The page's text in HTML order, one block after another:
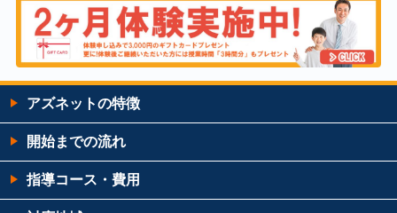
アズネットの特徴
開始までの流れ
指導コース・費用